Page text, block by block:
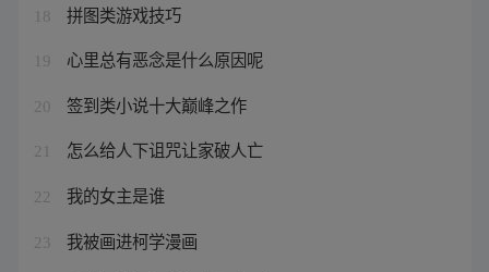
18 拼图类游戏技巧
19 心里总有恶念是什么原因呢
20 签到类小说十大巅峰之作
21 怎么给人下诅咒让家破人亡
22 我的女主是谁
23 我被画进柯学漫画